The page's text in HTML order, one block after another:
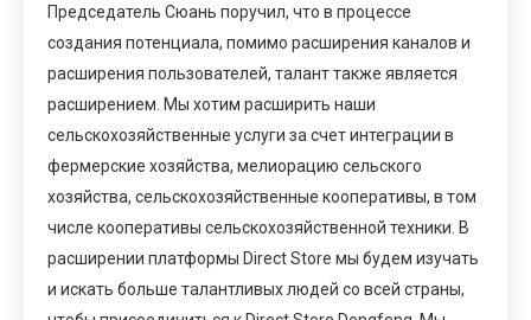
Председатель Сюань поручил, что в процессе
создания потенциала, помимо расширения каналов и
расширения пользователей, талант также является
расширением. Мы хотим расширить наши
сельскохозяйственные услуги за счет интеграции в
фермерские хозяйства, мелиорацию сельского
хозяйства, сельскохозяйственные кооперативы, в том
числе кооперативы сельскохозяйственной техники. В
расширении платформы Direct Store мы будем изучать
и искать больше талантливых людей со всей страны,